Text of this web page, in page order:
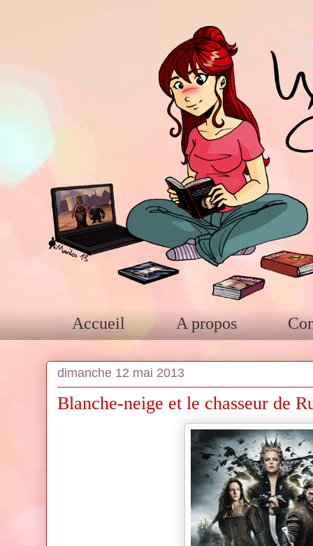
Accueil A propos
dimanche 12 mai 2013
Blanche-neige et le chasseur de